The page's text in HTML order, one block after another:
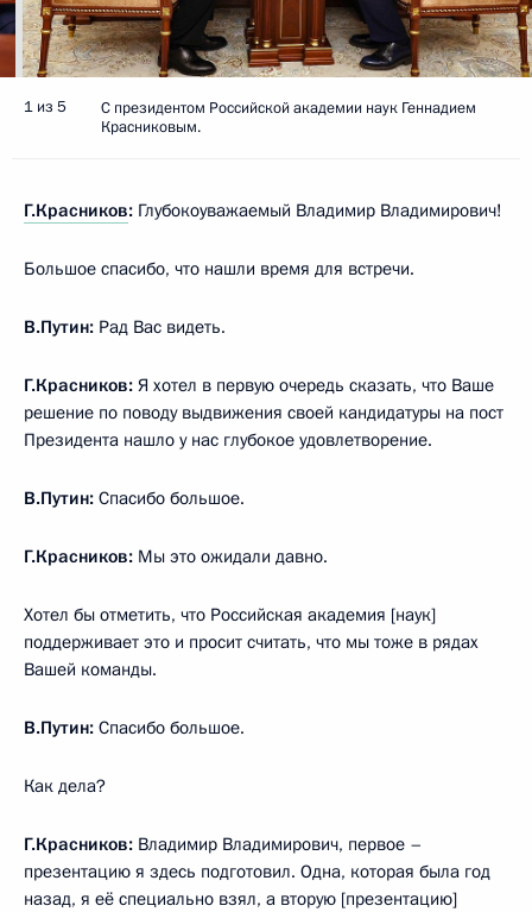
1 из 5
С президентом Российской академии наук Геннадием
Красниковым.
Г.Красников: Глубокоуважаемый Владимир Владимирович!
Большое спасибо, что нашли время для встречи.
В.Путин: Рад Вас видеть.
Г.Красников: Я хотел в первую очередь сказать, что Ваше
решение по поводу выдвижения своей кандидатуры на пост
Президента нашло у нас глубокое удовлетворение.
В.Путин: Спасибо большое.
Г.Красников: Мы это ожидали давно.
Хотел бы отметить, что Российская академия [наук]
поддерживает это и просит считать, что мы тоже в рядах
Вашей команды.
В.Путин: Спасибо большое.
Как дела?
Г.Красников: Владимир Владимирович, первое –
презентацию я здесь подготовил. Одна, которая была год
назад, я её специально взял, а вторую [презентацию]